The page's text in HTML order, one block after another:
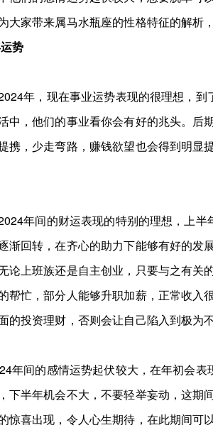
大家带来属马水瓶座的性格特征的解析
势
年，现在事业运势表现的很理想，到
中，他们的事业看你会有好的兆头。后
携，少走弯路，赚钱欲望也会得到明显
年间的财运表现的特别的理想，上半
渐回转，在齐心的助力下能够有好的发
论上班族还是自主创业，只要与之有关
帮忙，部分人能够升职加薪，正常收入
的投资理财，否则会让自己陷入到极为
间的感情运势起伏较大，在年初会表
下半年机会不大，不要轻举妄动，这期
惊喜出现，令人心生期待，在此期间可